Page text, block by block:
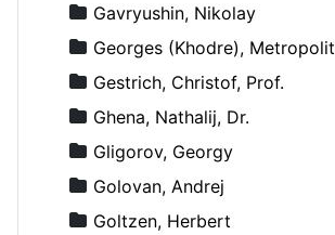
Gavryushin, Nikolay
Georges (Khodre), Metropolit
Gestrich, Christof, Prof.
Ghena, Nathalij, Dr.
Gligorov, Georgy
Golovan, Andrej
Goltzen, Herbert